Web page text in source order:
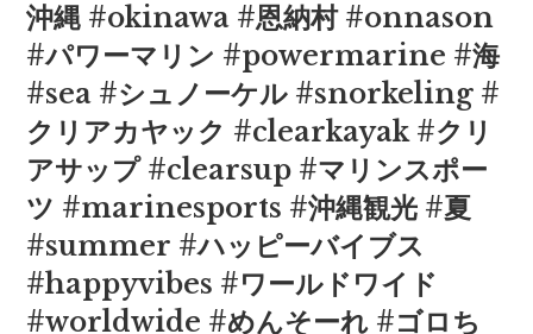
沖縄 #okinawa #恩納村 #onnason
#パワーマリン #powermarine #海
#sea #シュノーケル #snorkeling #
クリアカヤック #clearkayak #クリ
アサップ #clearsup #マリンスポー
ツ #marinesports #沖縄観光 #夏
#summer #ハッピーバイブス
#happyvibes #ワールドワイド
#worldwide #めんそーれ #ゴロち